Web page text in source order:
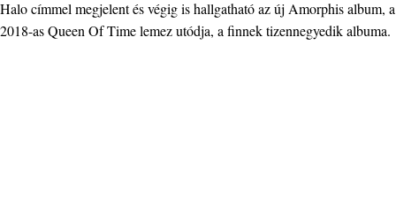
Halo címmel megjelent és végig is hallgatható az új Amorphis album, a
2018-as Queen Of Time lemez utódja, a finnek tizennegyedik albuma.